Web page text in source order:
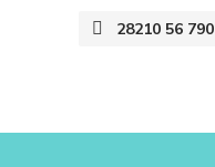
28210 56 790